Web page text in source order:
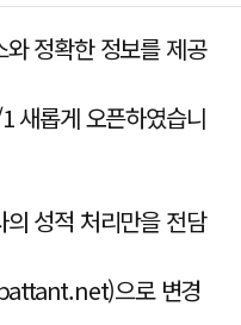
정확한 정보를 제공
새롭게 오픈하였습니
성적 처리만을 전담
으로 변경